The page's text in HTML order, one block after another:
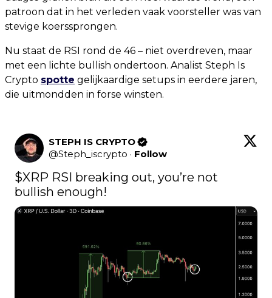
patroon dat in het verleden vaak voorsteller was van
stevige koerssprongen.
Nu staat de RSI rond de 46 – niet overdreven, maar
met een lichte bullish ondertoon. Analist Steph Is
Crypto spotte gelijkaardige setups in eerdere jaren,
die uitmondden in forse winsten.
STEPH IS CRYPTO
@Steph_iscrypto · Follow
$XRP RSI breaking out, you’re not
bullish enough!